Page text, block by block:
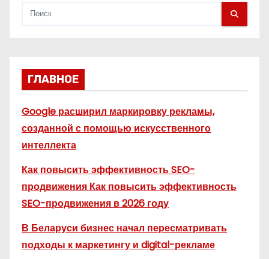
ГЛАВНОЕ
Google расширил маркировку рекламы,
созданной с помощью искусственного
интеллекта
Как повысить эффективность SEO-
продвижения Как повысить эффективность
SEO-продвижения в 2026 году
В Беларуси бизнес начал пересматривать
подходы к маркетингу и digital-рекламе